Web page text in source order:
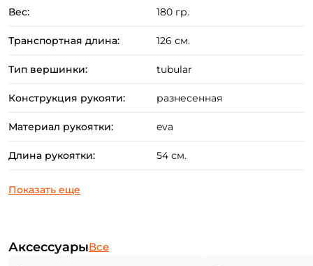
Вес: 180 гр.
Транспортная длина: 126 см.
Тип вершинки: tubular
Конструкция рукояти: разнесенная
Материал рукоятки: eva
Длина рукоятки: 54 см.
АксессуарыВсе